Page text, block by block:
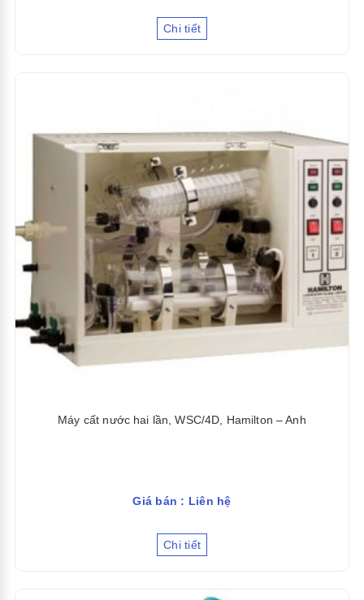
Chi tiết
Máy cất nước hai lần, WSC/4D, Hamilton – Anh
Giá bán : Liên hệ
Chi tiết